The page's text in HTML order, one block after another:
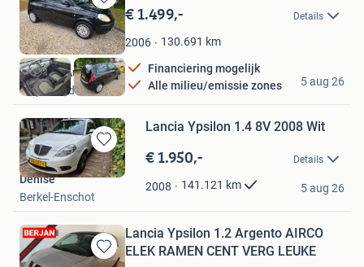
Bewaren
in
Mijn
Favorieten
€ 1.499,- Details
2006 130.691 km
Financiering mogelijk
Alle milieu/emissie zones
Andreas Auto's B.V.
Wapenveld
5 aug 26
Bewaren
in
Favorieten
Lancia Ypsilon 1.4 8V 2008 Wit
€ 1.950,- Details
2008 141.121 km
Denise
Berkel-Enschot
5 aug 26
Bewaren
Lancia Ypsilon 1.2 Argento AIRCO
ELEK RAMEN CENT VERG LEUKE